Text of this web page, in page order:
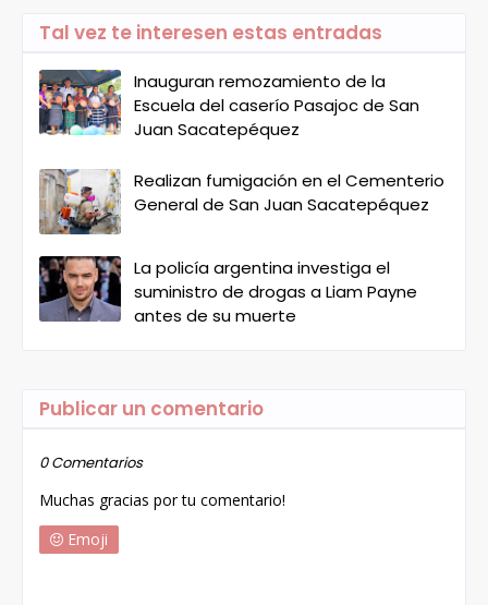
Tal vez te interesen estas entradas
Inauguran remozamiento de la
Escuela del caserío Pasajoc de San
Juan Sacatepéquez
Realizan fumigación en el Cementerio
General de San Juan Sacatepéquez
La policía argentina investiga el
suministro de drogas a Liam Payne
antes de su muerte
Publicar un comentario
0 Comentarios
Muchas gracias por tu comentario!
Emoji